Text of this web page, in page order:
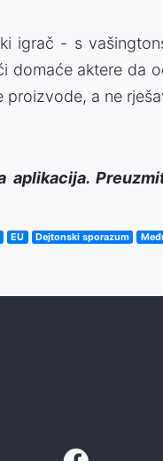
igrač - s
domaće aktere da
proizvode, a ne
aplikacija.
EU Dejtonski sporazum